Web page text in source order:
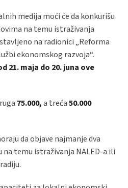
medija moći će da konkurišu
na temu istraživanja
na radionici „Reforma
ekonomskog razvoja“.
21. maja do 20. juna ove
75.000,a treća50.000
da objave najmanje dva
temu istraživanja NALED-a ili